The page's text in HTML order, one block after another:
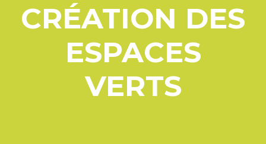
CRÉATION DES
ESPACES
VERTS